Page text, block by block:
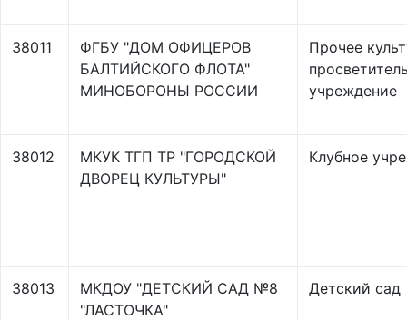
38011
ФГБУ "ДОМ ОФИЦЕРОВ
БАЛТИЙСКОГО ФЛОТА"
МИНОБОРОНЫ РОССИИ
Прочее
учреждение
38012
МКУК ТГП ТР "ГОРОДСКОЙ
ДВОРЕЦ КУЛЬТУРЫ"
Клубное
38013
МКДОУ "ДЕТСКИЙ САД №8
"ЛАСТОЧКА"
Детский сад